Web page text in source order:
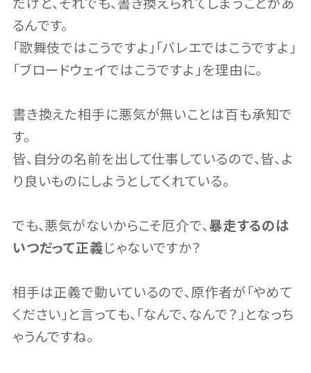
だけど、それでも、書き換えられてしまうことがあ
るんです。
「歌舞伎ではこうですよ」「バレエではこうですよ」
「ブロードウェイではこうですよ」を理由に。
書き換えた相手に悪気が無いことは百も承知で
す。
皆、自分の名前を出して仕事しているので、皆、よ
り良いものにしようとしてくれている。
でも、悪気がないからこそ厄介で、暴走するのは
いつだって正義じゃないですか？
相手は正義で動いているので、原作者が「やめて
ください」と言っても、「なんで、なんで？」となっち
ゃうんですね。